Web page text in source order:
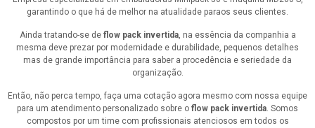
garantindo o que há de melhor na atualidade paraos seus clientes.
Ainda tratando-se de flow pack invertida, na essência da companhia a
mesma deve prezar por modernidade e durabilidade, pequenos detalhes
mas de grande importância para saber a procedência e seriedade da
organização.
Então, não perca tempo, faça uma cotação agora mesmo com nossa equipe
para um atendimento personalizado sobre o flow pack invertida. Somos
compostos por um time com profissionais atenciosos em todos os